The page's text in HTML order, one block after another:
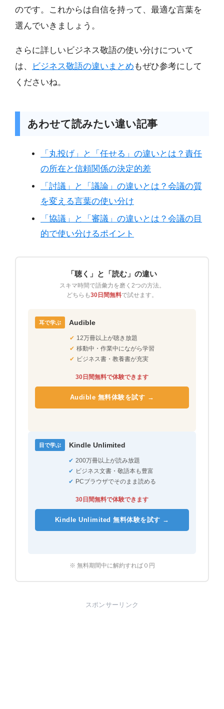
のです。これからは自信を持って、最適な言葉を
選んでいきましょう。
さらに詳しいビジネス敬語の使い分けについて
は、
ビジネス敬語の違いまとめ もぜひ参考にして
くださいね。
あわせて読みたい違い記事
「丸投げ」と「任せる」の違いとは？責任
の所在と信頼関係の決定的差
「討議」と「議論」の違いとは？会議の質
を変える言葉の使い分け
「協議」と「審議」の違いとは？会議の目
的で使い分けるポイント
「聴く」と「読む」の違い
スキマ時間で語彙力を磨く2つの方法。
どちらも30日間無料で試せます。
耳で学ぶ Audible
✔ 12万冊以上が聴き放題
✔ 移動中・作業中にながら学習
✔ ビジネス書・教養書が充実
30日間無料で体験できます
Audible 無料体験を試す →
目で学ぶ Kindle Unlimited
✔ 200万冊以上が読み放題
✔ ビジネス文書・敬語本も豊富
✔ PCブラウザでそのまま読める
30日間無料で体験できます
Kindle Unlimited 無料体験を試す →
※ 無料期間中に解約すれば０円
スポンサーリンク